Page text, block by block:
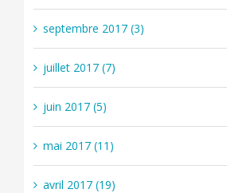
septembre 2017 (3)
juillet 2017 (7)
juin 2017 (5)
mai 2017 (11)
avril 2017 (19)